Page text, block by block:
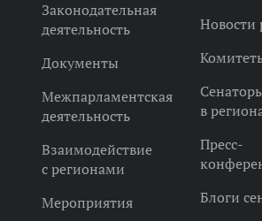
Законодательная
деятельность
Документы
Межпарламентская
деятельность
Взаимодействие
с регионами
Мероприятия
Новости
в
Пресс-
Блоги